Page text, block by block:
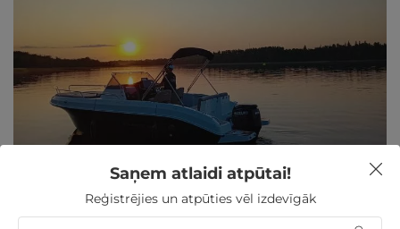
Ekskursija ar kuteri pa Ežezeru DIVIEM vai
KOMPĀNIJAI
Saņem atlaidi atpūtai!
Reģistrējies un atpūties vēl izdevīgāk